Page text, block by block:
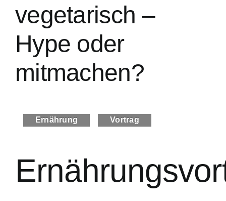
vegetarisch –
Hype oder
mitmachen?
Ernährung Vortrag